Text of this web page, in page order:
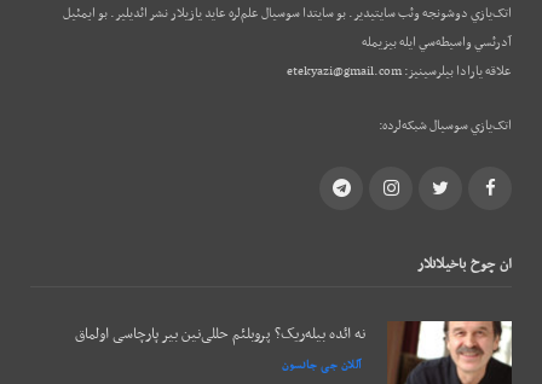
اتک‌يازي دوشونجه وئب‌ سايتيدير. بو سايتدا سوسيال علم‌لره عايد يازيلار نشر ائديلير. بو ایمئيل
آدرئسي واسيطه‌سي ايله بيزيمله
علاقه يارادا بيلرسينيز:etekyazi@gmail.com
اتک‌يازي سوسيال شبکه‌لرده:
Facebook
Twitter
Instagram
Telegram
ان چوخ باخيلانلار
نه ائده بیله‌ریک؟ پروبلئم حللی‌نین بیر پارچاسی اولماق
آللان جی جانسون